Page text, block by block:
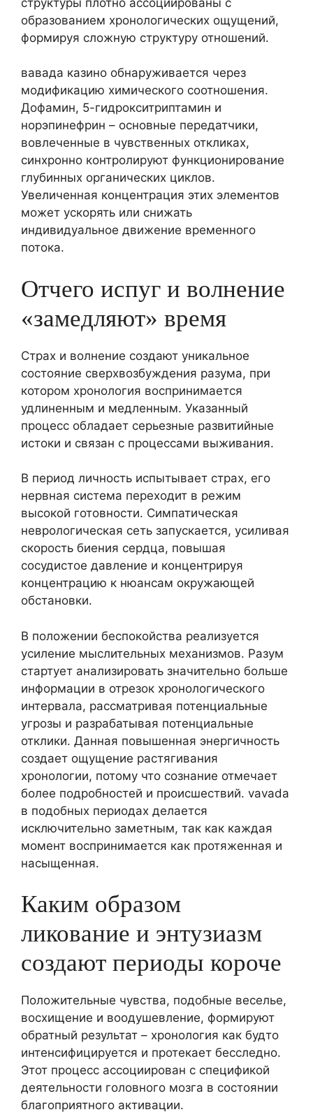
образованием хронологических ощущений,
формируя сложную структуру отношений.
вавада казино обнаруживается через
модификацию химического соотношения.
Дофамин, 5-гидрокситриптамин и
норэпинефрин – основные передатчики,
вовлеченные в чувственных откликах,
синхронно контролируют функционирование
глубинных органических циклов.
Увеличенная концентрация этих элементов
может ускорять или снижать
индивидуальное движение временного
потока.
Отчего испуг и волнение
«замедляют» время
Страх и волнение создают уникальное
состояние сверхвозбуждения разума, при
котором хронология воспринимается
удлиненным и медленным. Указанный
процесс обладает серьезные развитийные
истоки и связан с процессами выживания.
В период личность испытывает страх, его
нервная система переходит в режим
высокой готовности. Симпатическая
неврологическая сеть запускается, усиливая
скорость биения сердца, повышая
сосудистое давление и концентрируя
концентрацию к нюансам окружающей
обстановки.
В положении беспокойства реализуется
усиление мыслительных механизмов. Разум
стартует анализировать значительно больше
информации в отрезок хронологического
интервала, рассматривая потенциальные
угрозы и разрабатывая потенциальные
отклики. Данная повышенная энергичность
создает ощущение растягивания
хронологии, потому что сознание отмечает
более подробностей и происшествий. vavada
в подобных периодах делается
исключительно заметным, так как каждая
момент воспринимается как протяженная и
насыщенная.
Каким образом
ликование и энтузиазм
создают периоды короче
Положительные чувства, подобные веселье,
восхищение и воодушевление, формируют
обратный результат – хронология как будто
интенсифицируется и протекает бесследно.
Этот процесс ассоциирован с спецификой
деятельности головного мозга в состоянии
благоприятного активации.